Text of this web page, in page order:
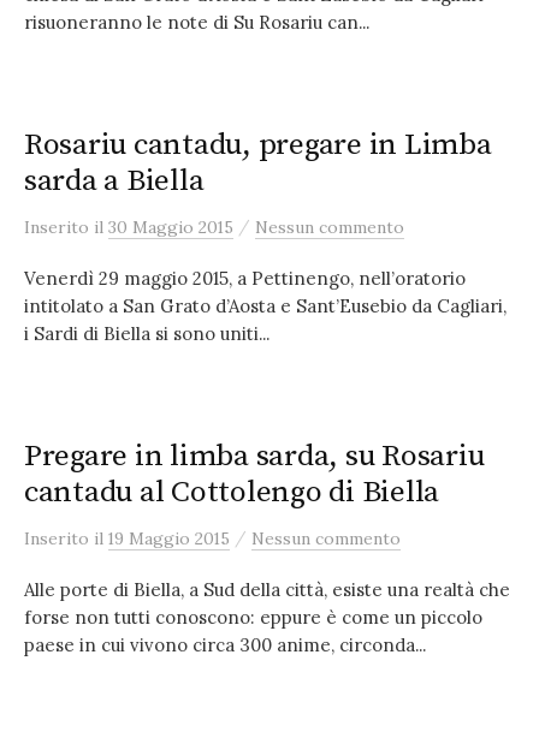
risuoneranno le note di Su Rosariu can...
Rosariu cantadu, pregare in Limba
sarda a Biella
Inserito il 30 Maggio 2015 / Nessun commento
Venerdì 29 maggio 2015, a Pettinengo, nell’oratorio
intitolato a San Grato d’Aosta e Sant’Eusebio da Cagliari,
i Sardi di Biella si sono uniti...
Pregare in limba sarda, su Rosariu
cantadu al Cottolengo di Biella
Inserito il 19 Maggio 2015 / Nessun commento
Alle porte di Biella, a Sud della città, esiste una realtà che
forse non tutti conoscono: eppure è come un piccolo
paese in cui vivono circa 300 anime, circonda...